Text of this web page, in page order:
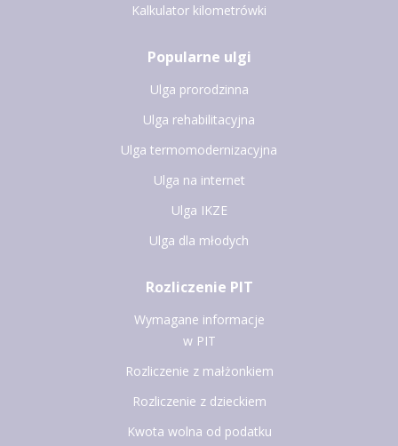
Kalkulator kilometrówki
Popularne ulgi
Ulga prorodzinna
Ulga rehabilitacyjna
Ulga termomodernizacyjna
Ulga na internet
Ulga IKZE
Ulga dla młodych
Rozliczenie PIT
Wymagane informacje
w PIT
Rozliczenie z małżonkiem
Rozliczenie z dzieckiem
Kwota wolna od podatku